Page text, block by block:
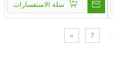
سلة الاستفسارات
7
»